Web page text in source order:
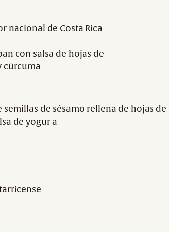
nacional de Costa Rica
con salsa de hojas de
cúrcuma
de sésamo rellena de hojas de
de yogur a